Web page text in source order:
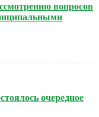
вопросов
очередное